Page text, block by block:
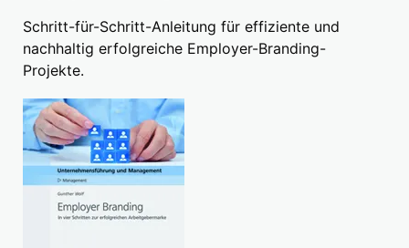
Schritt-für-Schritt-Anleitung für effiziente und
nachhaltig erfolgreiche Employer-Branding-
Projekte.